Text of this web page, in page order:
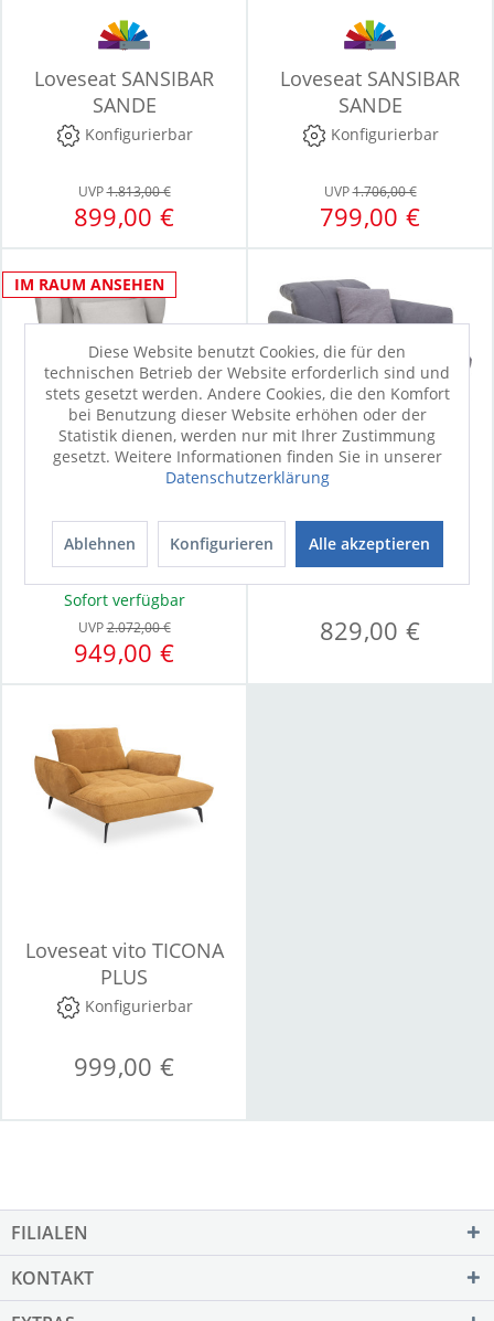
Loveseat SANSIBAR
SANDE
Konfigurierbar
UVP1.813,00 €
899,00 €
Loveseat SANSIBAR
SANDE
Konfigurierbar
UVP1.706,00 €
799,00 €
IM RAUM ANSEHEN
Loveseat SANSIBAR
SANDE
Konfigurierbar
Sofort verfügbar
UVP2.072,00 €
949,00 €
Loveseat PENELOPE
Konfigurierbar
829,00 €
Loveseat vito TICONA
PLUS
Konfigurierbar
999,00 €
FILIALEN
KONTAKT
Diese Website benutzt Cookies, die für den
technischen Betrieb der Website erforderlich sind und
stets gesetzt werden. Andere Cookies, die den Komfort
bei Benutzung dieser Website erhöhen oder der
Statistik dienen, werden nur mit Ihrer Zustimmung
gesetzt. Weitere Informationen finden Sie in unserer
Datenschutzerklärung
Ablehnen Konfigurieren Alle akzeptieren